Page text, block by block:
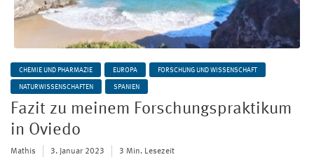
CHEMIE UND PHARMAZIE EUROPA FORSCHUNG UND WISSENSCHAFT
NATURWISSENSCHAFTEN SPANIEN
Fazit zu meinem Forschungspraktikum
in Oviedo
Mathis 3. Januar 2023 3 Min. Lesezeit